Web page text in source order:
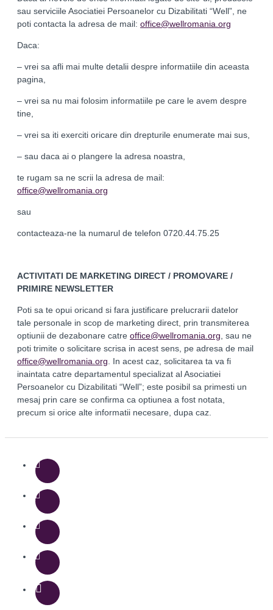
sau serviciile Asociatiei Persoanelor cu Dizabilitati “Well”, ne
poti contacta la adresa de mail: office@wellromania.org
Daca:
– vrei sa afli mai multe detalii despre informatiile din aceasta
pagina,
– vrei sa nu mai folosim informatiile pe care le avem despre
tine,
– vrei sa iti exerciti oricare din drepturile enumerate mai sus,
– sau daca ai o plangere la adresa noastra,
te rugam sa ne scrii la adresa de mail:
office@wellromania.org
sau
contacteaza-ne la numarul de telefon 0720.44.75.25
ACTIVITATI DE MARKETING DIRECT / PROMOVARE /
PRIMIRE NEWSLETTER
Poti sa te opui oricand si fara justificare prelucrarii datelor
tale personale in scop de marketing direct, prin transmiterea
optiunii de dezabonare catre office@wellromania.org , sau ne
poti trimite o solicitare scrisa in acest sens, pe adresa de mail
office@wellromania.org . In acest caz, solicitarea ta va fi
inaintata catre departamentul specializat al Asociatiei
Persoanelor cu Dizabilitati “Well”; este posibil sa primesti un
mesaj prin care se confirma ca optiunea a fost notata,
precum si orice alte informatii necesare, dupa caz.